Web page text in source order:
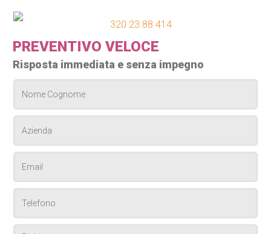
320 23.88.414
PREVENTIVO VELOCE
Risposta immediata e senza impegno